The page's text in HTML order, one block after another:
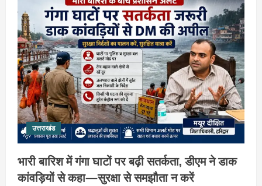
उत्तराखंड
भारी बारिश में गंगा घाटों पर बढ़ी सतर्कता, डीएम ने डाक
कांवड़ियों से कहा—सुरक्षा से समझौता न करें